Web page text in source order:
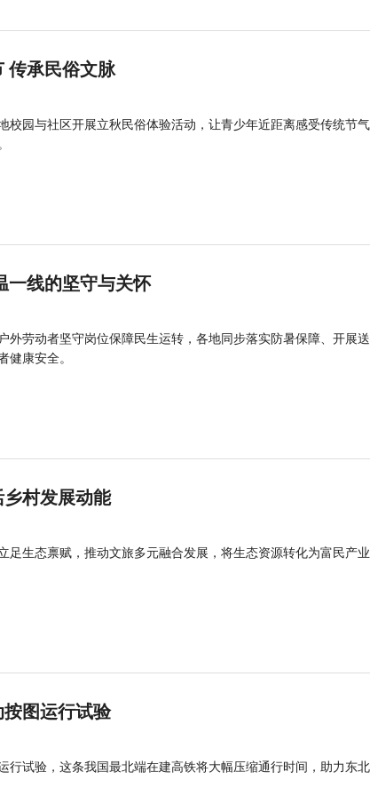
传承民俗文脉
校园与社区开展立秋民俗体验活动，让青少年近距离感受传统节
一线的坚守与关怀
外劳动者坚守岗位保障民生运转，各地同步落实防暑保障、开展
健康安全。
村发展动能
足生态禀赋，推动文旅多元融合发展，将生态资源转化为富民产
图运行试验
行试验，这条我国最北端在建高铁将大幅压缩通行时间，助力东